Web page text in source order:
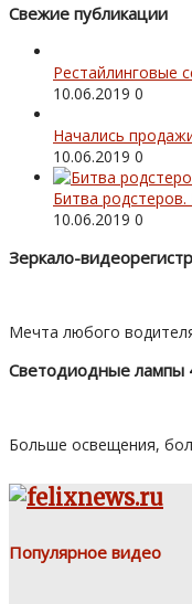
Свежие публикации
Рестайлинговые
10.06.2019 0
Начались
10.06.2019 0
Битва
10.06.2019 0
Зеркало-
Мечта любого
Светодиодные лампы
Больше освещения,
Популярное видео